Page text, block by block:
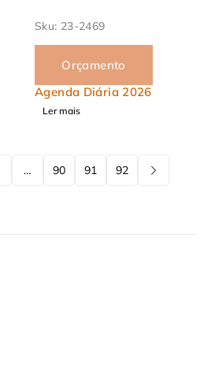
Sku: 23-2469
Orçamento
Agenda Diária 2026
Ler mais
… 90 91 92